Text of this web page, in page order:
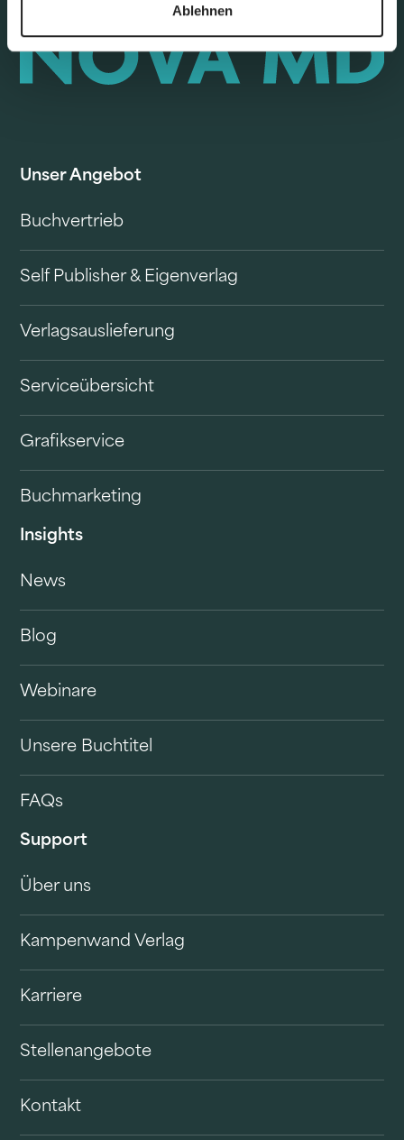
Ablehnen
Unser Angebot
Buchvertrieb
Self Publisher & Eigenverlag
Verlagsauslieferung
Serviceübersicht
Grafikservice
Buchmarketing
Insights
News
Blog
Webinare
Unsere Buchtitel
FAQs
Support
Über uns
Kampenwand Verlag
Karriere
Stellenangebote
Kontakt